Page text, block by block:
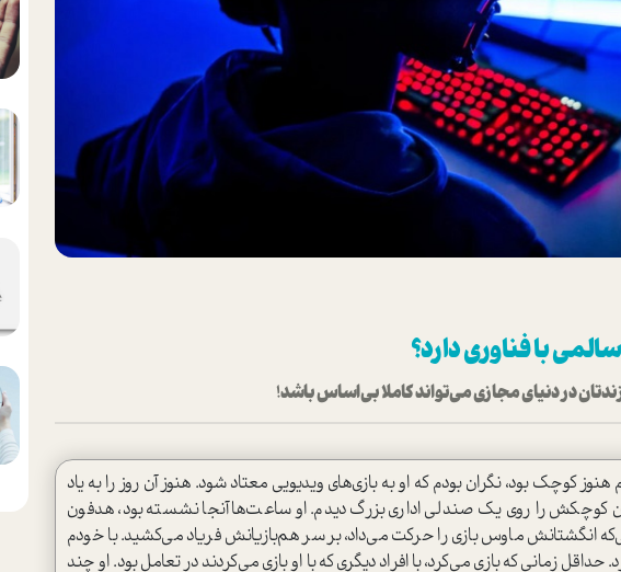
با فناوری دارد؟
در دنیای مجازی می‌تواند کاملا بی‌اساس باشد!
کوچک بود، نگران بودم که او به بازی‌های ویدیویی معتاد شود. هنوز آن روز را به یاد
کوچکش را روی یک صندلی اداری بزرگ دیدم. او ساعت‌ها آنجا نشسته بود، هدفون‌
انگشتانش ماوس بازی را حرکت می‌داد، بر سر هم‌بازیانش فریاد می‌کشید. با خودم
زمانی که بازی می‌کرد، با افراد دیگری که با او بازی می‌کردند در تعامل بود. او چند